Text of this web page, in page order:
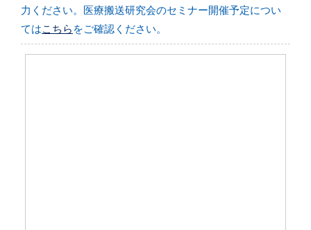
力ください。医療搬送研究会のセミナー開催予定につい
てはこちら をご確認ください。